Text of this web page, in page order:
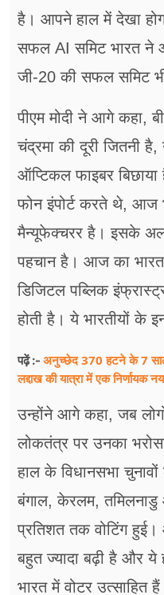
है। आपने हाल में देखा
सफल AI समिट भारत ने
जी-20 की सफल समिट
पीएम मोदी ने आगे कहा,
चंद्रमा की दूरी जितनी
ऑप्टिकल फाइबर
फोन इंपोर्ट करते थे, आज
मैन्यूफेक्चरर है। इसके
पहचान है। आज का
डिजिटल पब्लिक
होती है। ये भारतीयों के
पढ़ें :- अनुच्छेद 370 हटने के 7 साल
लद्दाख की यात्रा में एक निर्णायक
उन्होंने आगे कहा, जब
लोकतंत्र पर उनका
हाल के विधानसभा
बंगाल, केरलम,
प्रतिशत तक वोटिंग हुई।
बहुत ज्यादा बढ़ी है और
भारत में वोटर उत्साहित